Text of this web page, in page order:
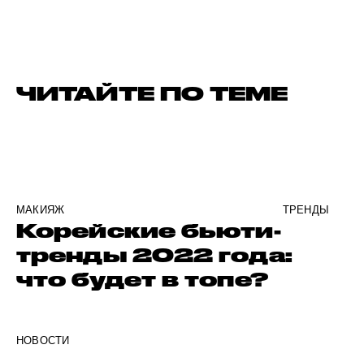
ЧИТАЙТЕ ПО ТЕМЕ
МАКИЯЖ ТРЕНДЫ
Корейские бьюти-
тренды 2022 года:
что будет в топе?
НОВОСТИ